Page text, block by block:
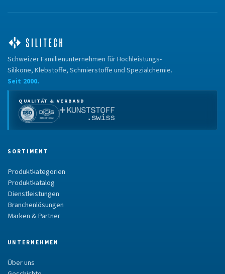
Schweizer Familienunternehmen für Hochleistungs-
Silikone, Klebstoffe, Schmierstoffe und Spezialchemie.
Seit 2000.
QUALITÄT & VERBAND
SORTIMENT
Produktkategorien
Produktkatalog
Dienstleistungen
Branchenlösungen
Marken & Partner
UNTERNEHMEN
Über uns